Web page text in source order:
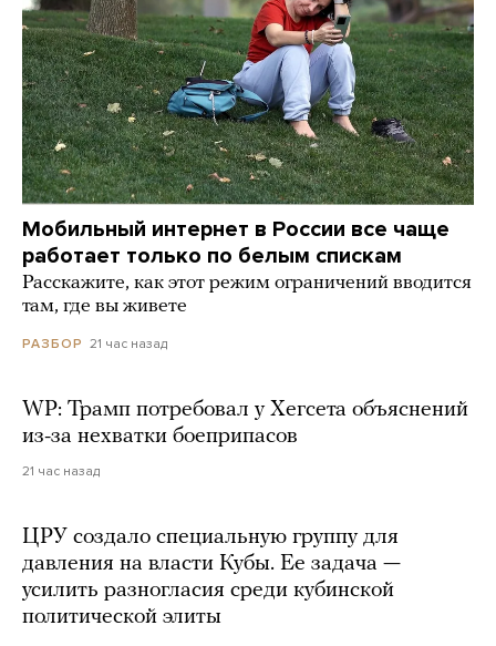
Мобильный интернет в России все чаще
работает только по белым спискам
Расскажите, как этот режим ограничений вводится
там, где вы живете
РАЗБОР 21 час назад
WP: Трамп потребовал у Хегсета объяснений
из-за нехватки боеприпасов
21 час назад
ЦРУ создало специальную группу для
давления на власти Кубы. Ее задача —
усилить разногласия среди кубинской
политической элиты